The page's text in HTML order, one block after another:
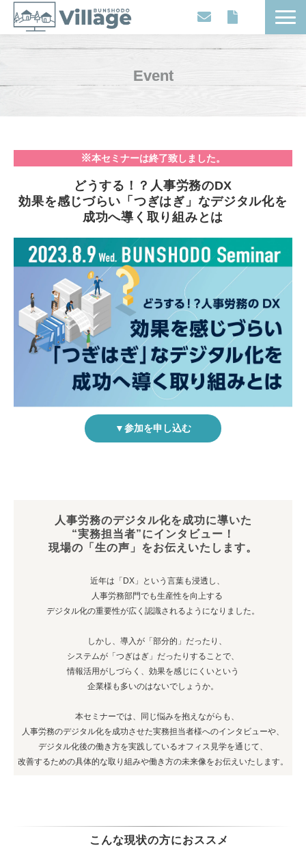
Workplaces
Movies
About
Event
※本セミナーは終了致しました。
どうする！？人事労務のDX
効果を感じづらい「つぎはぎ」なデジタル化を
成功へ導く取り組みとは
▼参加を申し込む
人事労務のデジタル化を成功に導いた
“実務担当者”にインタビュー！
現場の「生の声」をお伝えいたします。
近年は「DX」という言葉も浸透し、
人事労務部門でも生産性を向上する
デジタル化の重要性が広く認識されるようになりました。
しかし、導入が「部分的」だったり、
システムが「つぎはぎ」だったりすることで、
情報活用がしづらく、効果を感じにくいという
企業様も多いのはないでしょうか。
本セミナーでは、同じ悩みを抱えながらも、
人事労務のデジタル化を成功させた実務担当者様へのインタビューや、
デジタル化後の働き方を実践しているオフィス見学を通じて、
改善するための具体的な取り組みや働き方の未来像をお伝えいたします。
こんな現状の方におススメ